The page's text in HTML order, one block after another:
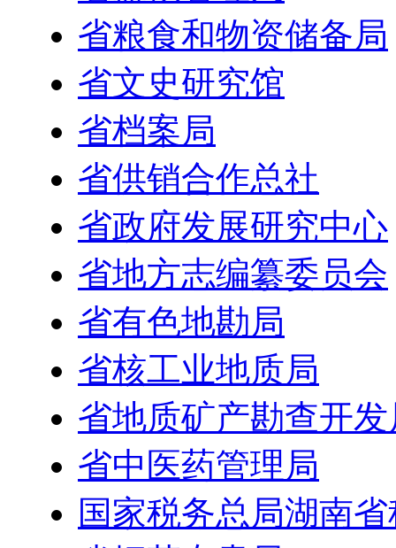
省粮食和物资储备局
省文史研究馆
省档案局
省供销合作总社
省政府发展研究中心
省地方志编纂委员会
省有色地勘局
省核工业地质局
省地质矿产勘查开发
省中医药管理局
国家税务总局湖南